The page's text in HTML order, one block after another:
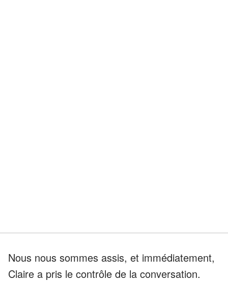
Nous nous sommes assis, et immédiatement,
Claire a pris le contrôle de la conversation.